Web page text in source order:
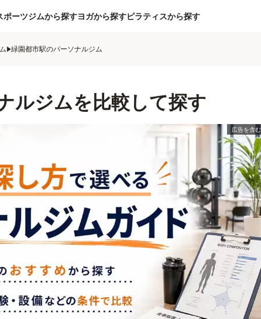
ポーツジムから探すヨガから探すピラティスから探す
緑園都市駅のパーソナルジム
ルジムを比較して探す